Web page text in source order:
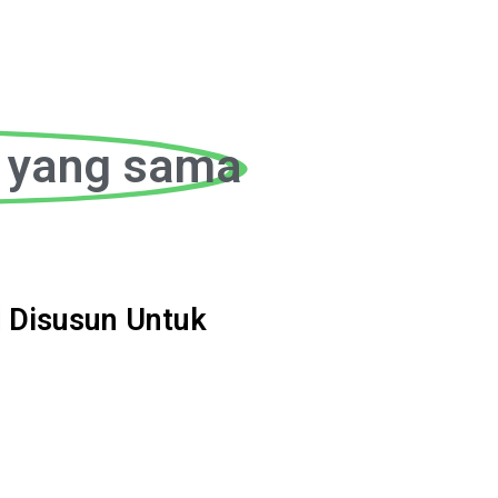
sama
Disusun Untuk